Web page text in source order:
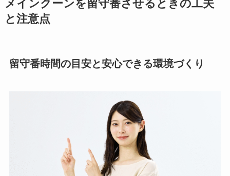
メインクーンを留守番させるときの工夫
と注意点
留守番時間の目安と安心できる環境づくり